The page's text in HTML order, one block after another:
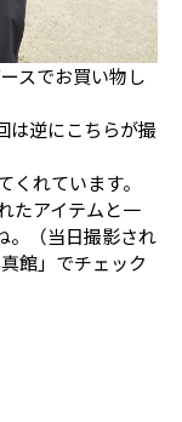
スでお買い物し
は逆にこちらが撮
れています。
たアイテムと一
。（当日撮影され
館」でチェック